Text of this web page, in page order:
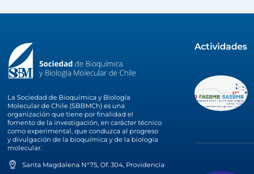
La Sociedad de Bioquímica y Biología
Molecular de Chile (SBBMCh) es una
organización que tiene por finalidad el
fomento de la investigación, en carácter técnico
como experimental, que conduzca al progreso
y divulgación de la bioquímica y de la biología
molecular.
Santa Magdalena N°75, Of. 304, Providencia
Actividades